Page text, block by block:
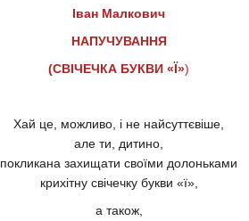
Іван Малкович
НАПУЧУВАННЯ
(СВІЧЕЧКА БУКВИ «Ї»)
Хай це, можливо, і не найсуттєвіше,
але ти, дитино,
покликана захищати своїми долоньками
крихітну свічечку букви «ї»,
а також,